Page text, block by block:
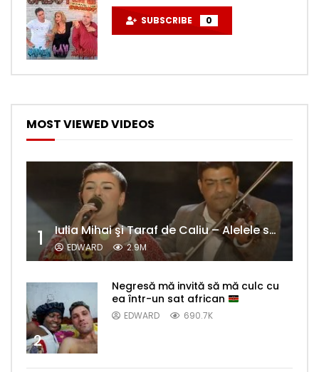
SUBSCRIBE 0
MOST VIEWED VIDEOS
1 Iulia Mihai şi Taraf de Caliu – Alelele sălcioară (@#VedetaPopulară)
EDWARD 2.9M
2
Negresă mă invită să mă culc cu
ea într-un sat african
EDWARD 690.7K